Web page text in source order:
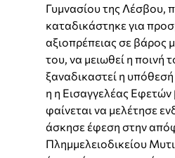
Γυμνασίου της Λέσβου,
καταδικάστηκε για
αξιοπρέπειας σε βάρος
του, να μειωθεί η ποινή
ξαναδικαστεί η
η η Εισαγγελέας Εφετών
φαίνεται να μελέτησε
άσκησε έφεση στην
Πλημμελειοδικείου